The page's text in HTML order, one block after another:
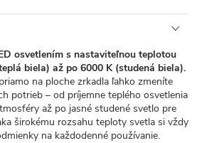
osvetlením s nastaviteľnou teplotou
biela) až po 6000 K (studená biela).
na ploche zrkadla ľahko zmeníte
potrieb – od príjemne teplého osvetlenia
až po jasné studené svetlo pre
širokému rozsahu teploty svetla si vždy
na každodenné používanie.